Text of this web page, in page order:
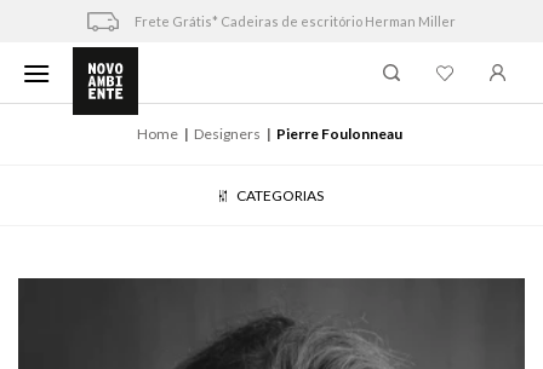
content
Frete Grátis* Cadeiras de escritório Herman Miller
Home Designers Pierre Foulonneau
CATEGORIAS